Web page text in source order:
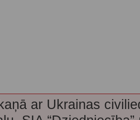
ar Ukrainas